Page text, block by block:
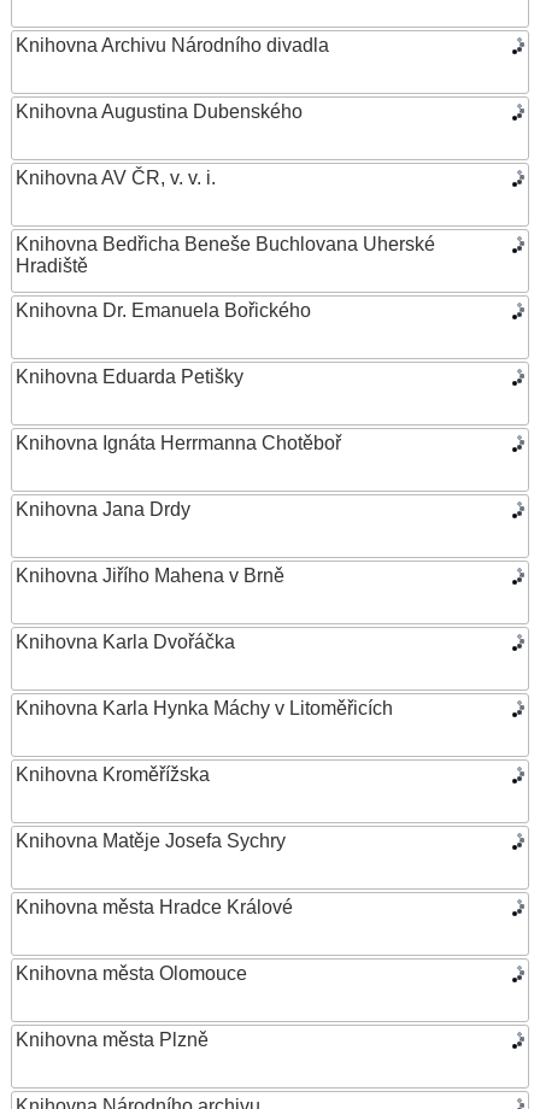
Knihovna Archivu Národního divadla
Knihovna Augustina Dubenského
Knihovna AV ČR, v. v. i.
Knihovna Bedřicha Beneše Buchlovana Uherské
Hradiště
Knihovna Dr. Emanuela Bořického
Knihovna Eduarda Petišky
Knihovna Ignáta Herrmanna Chotěboř
Knihovna Jana Drdy
Knihovna Jiřího Mahena v Brně
Knihovna Karla Dvořáčka
Knihovna Karla Hynka Máchy v Litoměřicích
Knihovna Kroměřížska
Knihovna Matěje Josefa Sychry
Knihovna města Hradce Králové
Knihovna města Olomouce
Knihovna města Plzně